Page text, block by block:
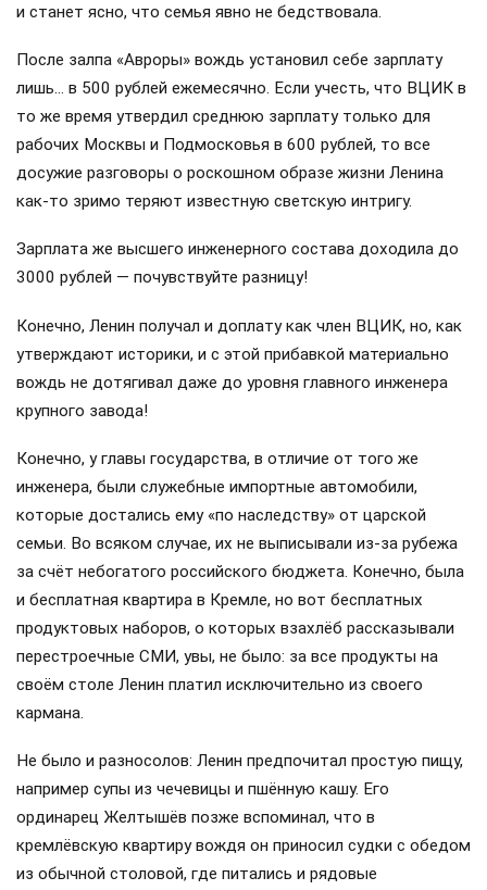
и станет ясно, что семья явно не бедствовала.
После залпа «Авроры» вождь установил себе зарплату
лишь… в 500 рублей ежемесячно. Если учесть, что ВЦИК в
то же время утвердил среднюю зарплату только для
рабочих Москвы и Подмосковья в 600 рублей, то все
досужие разговоры о роскошном образе жизни Ленина
как-то зримо теряют известную светскую интригу.
Зарплата же высшего инженерного состава доходила до
3000 рублей — почувствуйте разницу!
Конечно, Ленин получал и доплату как член ВЦИК, но, как
утверждают историки, и с этой прибавкой материально
вождь не дотягивал даже до уровня главного инженера
крупного завода!
Конечно, у главы государства, в отличие от того же
инженера, были служебные импортные автомобили,
которые достались ему «по наследству» от царской
семьи. Во всяком случае, их не выписывали из-за рубежа
за счёт небогатого российского бюджета. Конечно, была
и бесплатная квартира в Кремле, но вот бесплатных
продуктовых наборов, о которых взахлёб рассказывали
перестроечные СМИ, увы, не было: за все продукты на
своём столе Ленин платил исключительно из своего
кармана.
Не было и разносолов: Ленин предпочитал простую пищу,
например супы из чечевицы и пшённую кашу. Его
ординарец Желтышёв позже вспоминал, что в
кремлёвскую квартиру вождя он приносил судки с обедом
из обычной столовой, где питались и рядовые